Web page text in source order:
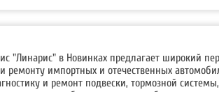
"Линарис" в Новинках предлагает широкий
ремонту импортных и отечественных
и ремонт подвески, тормозной